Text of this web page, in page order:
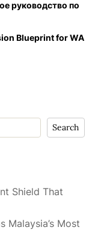
руководство по
Blueprint for WA
Search
Shield That
Malaysia’s Most